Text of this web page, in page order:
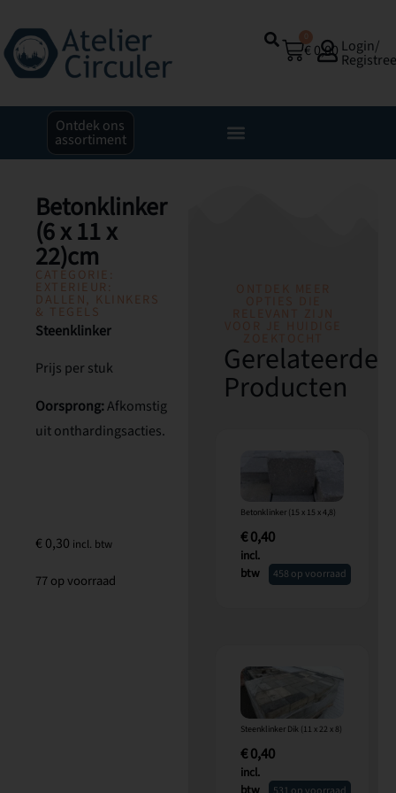
€ 0,00 Login/
Ontdek ons
assortiment
Betonklinker
(6 x 11 x
22)cm
CATEGORIE:
EXTERIEUR:
DALLEN, KLINKERS
& TEGELS
Steenklinker
Prijs per stuk
Oorsprong:Afkomstig
uit onthardingsacties.
€0,30 incl. btw
77 op voorraad
ONTDEK MEER
OPTIES DIE
RELEVANT ZIJN
VOOR JE HUIDIGE
ZOEKTOCHT
Gerelateerde
Producten
Betonklinker (15 x 15 x 4,8)
€0,40
incl.
btw
458 op voorraad
Steenklinker Dik (11 x 22 x 8)
€0,40
incl.
btw